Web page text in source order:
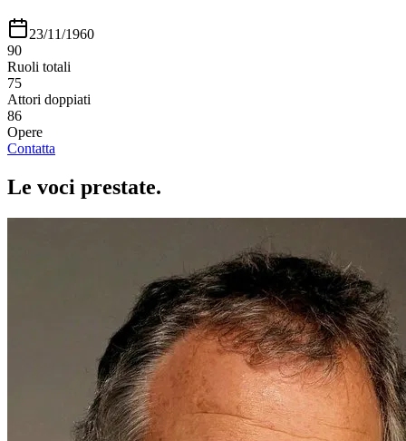
23/11/1960
90
Ruoli totali
75
Attori doppiati
86
Opere
Contatta
Le voci prestate.